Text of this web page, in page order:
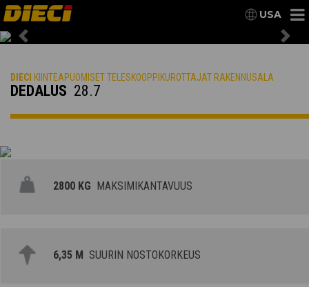
USA
Previous
DIECI KIINTEAPUOMISET TELESKOOPPIKUROTTAJAT RAKENNUSALA
DEDALUS 28.7
2800 KG MAKSIMIKANTAVUUS
6,35 M SUURIN NOSTOKORKEUS